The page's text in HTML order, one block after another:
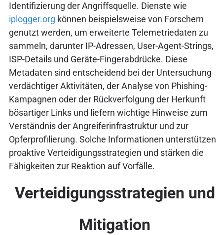
Identifizierung der Angriffsquelle. Dienste wie
iplogger.org können beispielsweise von Forschern
genutzt werden, um erweiterte Telemetriedaten zu
sammeln, darunter IP-Adressen, User-Agent-Strings,
ISP-Details und Geräte-Fingerabdrücke. Diese
Metadaten sind entscheidend bei der Untersuchung
verdächtiger Aktivitäten, der Analyse von Phishing-
Kampagnen oder der Rückverfolgung der Herkunft
bösartiger Links und liefern wichtige Hinweise zum
Verständnis der Angreiferinfrastruktur und zur
Opferprofilierung. Solche Informationen unterstützen
proaktive Verteidigungsstrategien und stärken die
Fähigkeiten zur Reaktion auf Vorfälle.
Verteidigungsstrategien und
Mitigation